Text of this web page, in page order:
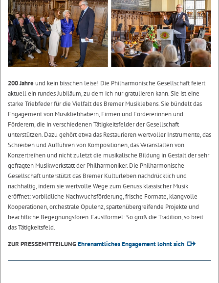
200 Jahre und kein bisschen leise! Die Philharmonische Gesellschaft feiert
aktuell ein rundes Jubiläum, zu dem ich nur gratulieren kann. Sie ist eine
starke Triebfeder für die Vielfalt des Bremer Musiklebens. Sie bündelt das
Engagement von Musikliebhabern, Firmen und Fördererinnen und
Förderern, die in verschiedenen Tätigkeitsfelder der Gesellschaft
unterstützen. Dazu gehört etwa das Restaurieren wertvoller Instrumente, das
Schreiben und Aufführen von Kompositionen, das Veranstalten von
Konzertreihen und nicht zuletzt die musikalische Bildung in Gestalt der sehr
gefragten Musikwerkstatt der Philharmoniker. Die Philharmonische
Gesellschaft unterstützt das Bremer Kulturleben nachdrücklich und
nachhaltig, indem sie wertvolle Wege zum Genuss klassischer Musik
eröffnet: vorbildliche Nachwuchsförderung, frische Formate, klangvolle
Kooperationen, orchestrale Opulenz, spartenübergreifende Projekte und
beachtliche Begegnungsforen. Faustformel: So groß die Tradition, so breit
das Tätigkeitsfeld.
ZUR PRESSEMITTEILUNGEhrenamtliches Engagement lohnt sich